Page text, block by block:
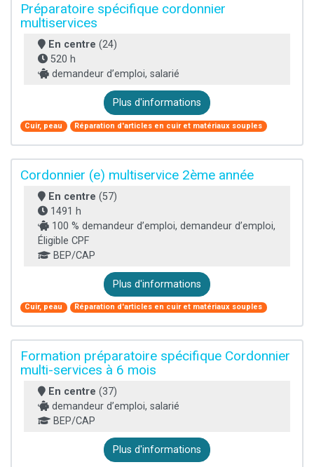
Préparatoire spécifique cordonnier
multiservices
En centre (24)
520 h
demandeur d’emploi, salarié
Plus d'informations
Cuir, peau Réparation d'articles en cuir et matériaux souples
Cordonnier (e) multiservice 2ème année
En centre (57)
1491 h
100 % demandeur d’emploi, demandeur d’emploi,
Éligible CPF
BEP/CAP
Plus d'informations
Cuir, peau Réparation d'articles en cuir et matériaux souples
Formation préparatoire spécifique Cordonnier
multi-services à 6 mois
En centre (37)
demandeur d’emploi, salarié
BEP/CAP
Plus d'informations